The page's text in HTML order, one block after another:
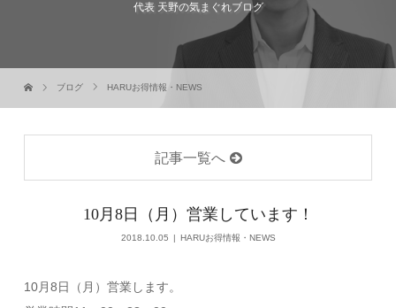
代表 天野の気まぐれブログ
ブログ HARUお得情報・NEWS
記事一覧へ
10月8日（月）営業しています！
2018.10.05 HARUお得情報・NEWS
10月8日（月）営業します。